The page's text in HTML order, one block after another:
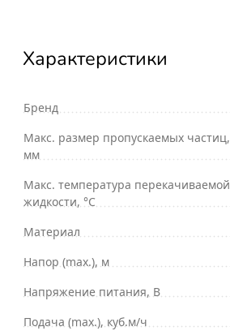
Характеристики
Бренд
Макс. размер пропускаемых частиц,
мм
Макс. температура перекачиваемой
жидкости, °C
Материал
Напор (max.), м
Напряжение питания, В
Подача (max.), куб.м/ч